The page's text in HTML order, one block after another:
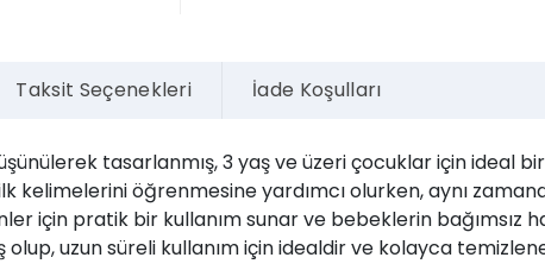
Taksit Seçenekleri İade Koşulları
tasarlanmış, 3 yaş ve üzeri çocuklar için ideal
kelimelerini öğrenmesine yardımcı olurken, aynı
için pratik bir kullanım sunar ve bebeklerin bağımsız
uzun süreli kullanım için idealdir ve kolayca